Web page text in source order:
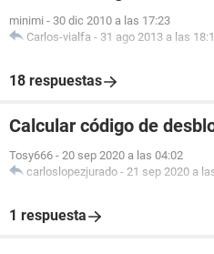
minimi - 30 dic 2010 a las 17:23
Carlos-vialfa - 31 ago 2013 a las
18 respuestas
Calcular código de
Tosy666 - 20 sep 2020 a las 04:02
carloslopezjurado - 21 sep 2020 a
1 respuesta